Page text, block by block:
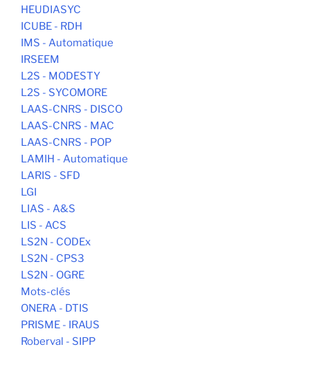
HEUDIASYC
ICUBE - RDH
IMS - Automatique
IRSEEM
L2S - MODESTY
L2S - SYCOMORE
LAAS-CNRS - DISCO
LAAS-CNRS - MAC
LAAS-CNRS - POP
LAMIH - Automatique
LARIS - SFD
LGI
LIAS - A&S
LIS - ACS
LS2N - CODEx
LS2N - CPS3
LS2N - OGRE
Mots-clés
ONERA - DTIS
PRISME - IRAUS
Roberval - SIPP